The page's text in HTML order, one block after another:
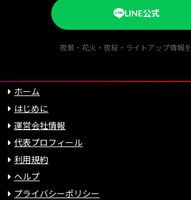
LINE公式
夜景・花火・夜桜・ライトアップ情報
ホーム
はじめに
運営会社情報
代表プロフィール
利用規約
ヘルプ
プライバシーポリシー